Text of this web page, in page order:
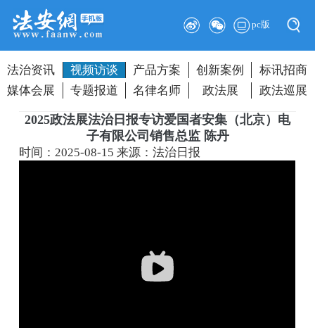
pc版
法治资讯 视频访谈 产品方案 创新案例
标讯招商
媒体会展
专题报道 名律名师 政法展 政法巡展
2025政法展法治日报专访爱国者安集（北京）电
子有限公司销售总监 陈丹
时间：2025-08-15来源：法治日报